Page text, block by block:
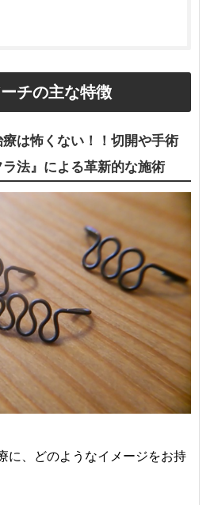
チの主な特徴
療は怖くない！！切開や手術
法』による革新的な施術
に、どのようなイメージをお持